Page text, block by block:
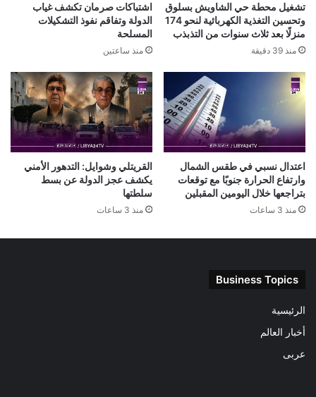
تشغيل محطة حي الشاويش بسلوق
وتحسين التغذية الكهربائية لنحو 174
منزلًا بعد ثلاث سنوات من التذبذب
منذ 39 دقيقة
اشتباكات صرمان تكشف غياب
الدولة وتفاقم نفوذ التشكيلات
المسلحة
منذ ساعتين
اعتدال نسبي في طقس الشمال
وارتفاع الحرارة جنوبًا مع توقعات
بتراجعها خلال اليومين المقبلين
منذ 3 ساعات
القريتلي وشوايل: التدهور الأمني
يكشف عجز الدولة عن بسط
سلطتها
منذ 3 ساعات
Business Topics
الرئيسية
أخبار العالم
عربى